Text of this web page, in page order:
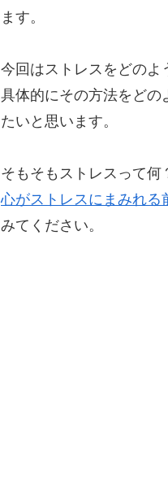
ます。
今回はストレスをどのよ
具体的にその方法をどの
たいと思います。
そもそもストレスって何
心がストレスにまみれる
みてください。